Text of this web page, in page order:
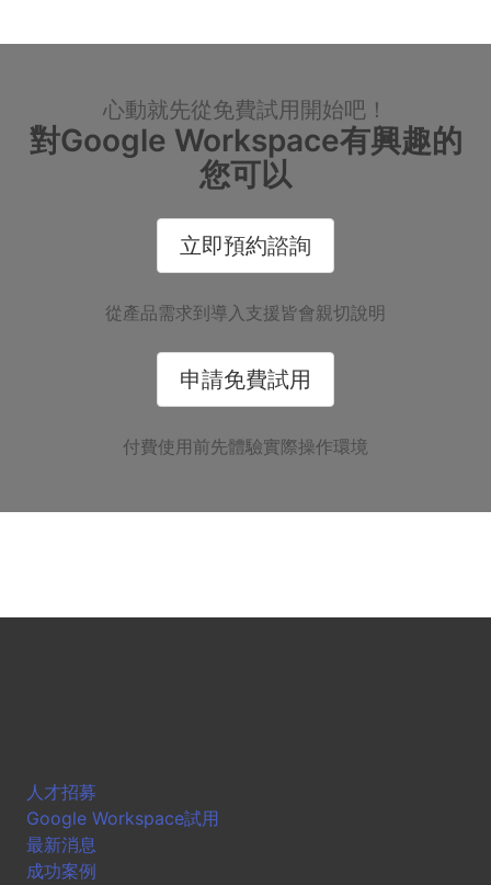
心動就先從免費試用開始吧！
對Google Workspace有興趣的
您可以
立即預約諮詢
從產品需求到導入支援皆會親切說明
申請免費試用
付費使用前先體驗實際操作環境
人才招募
Google Workspace試用
最新消息
成功案例